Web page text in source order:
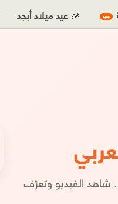
جديد 🎉 عيد ميلاد أبجد